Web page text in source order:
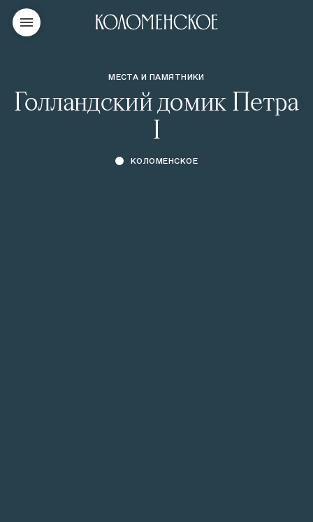
МЕСТА И ПАМЯТНИКИ
Голландский домик Петра
I
КОЛОМЕНСКОЕ